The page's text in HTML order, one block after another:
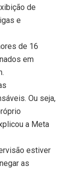
de
e
de 16
em
Ou seja,
a Meta
estiver
as